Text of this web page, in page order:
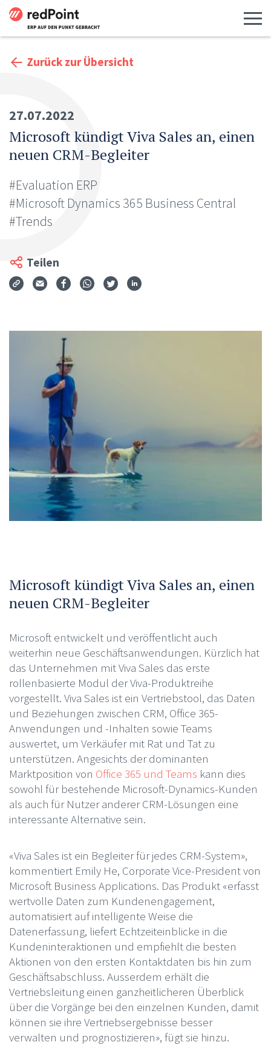
Zurück zur Übersicht
27.07.2022
Microsoft kündigt Viva Sales an, einen
neuen CRM-Begleiter
#Evaluation ERP
#Microsoft Dynamics 365 Business Central
#Trends
Teilen
Via Mail teilen
Auf Facebook teilen
Auf WhatsApp teilen
Auf Twitter teilen
Auf LinkedIn teilen
Microsoft kündigt Viva Sales an, einen
neuen CRM-Begleiter
Microsoft entwickelt und veröffentlicht auch
weiterhin neue Geschäftsanwendungen. Kürzlich hat
das Unternehmen mit Viva Sales das erste
rollenbasierte Modul der Viva-Produktreihe
vorgestellt. Viva Sales ist ein Vertriebstool, das Daten
und Beziehungen zwischen CRM, Office 365-
Anwendungen und -Inhalten sowie Teams
auswertet, um Verkäufer mit Rat und Tat zu
unterstützen. Angesichts der dominanten
Marktposition von Office 365 und Teams kann dies
sowohl für bestehende Microsoft-Dynamics-Kunden
als auch für Nutzer anderer CRM-Lösungen eine
interessante Alternative sein.
«Viva Sales ist ein Begleiter für jedes CRM-System»,
kommentiert Emily He, Corporate Vice-President von
Microsoft Business Applications. Das Produkt «erfasst
wertvolle Daten zum Kundenengagement,
automatisiert auf intelligente Weise die
Datenerfassung, liefert Echtzeiteinblicke in die
Kundeninteraktionen und empfiehlt die besten
Aktionen von den ersten Kontaktdaten bis hin zum
Geschäftsabschluss. Ausserdem erhält die
Vertriebsleitung einen ganzheitlicheren Überblick
über die Vorgänge bei den einzelnen Kunden, damit
können sie ihre Vertriebsergebnisse besser
verwalten und prognostizieren», fügt sie hinzu.